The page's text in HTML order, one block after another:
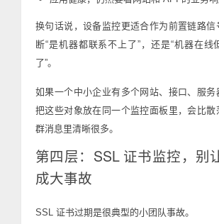
换句话说，设备监控更适合作为前置链路信
断“是机器都联系不上了”，还是“机器在线
了”。
如果一个中小企业有多个网站、接口、服务
把这些对象放在同一个监控面板里，会比散
群消息里清晰很多。
第四层：SSL 证书监控，别
成大事故
SSL 证书过期是很典型的小团队事故。